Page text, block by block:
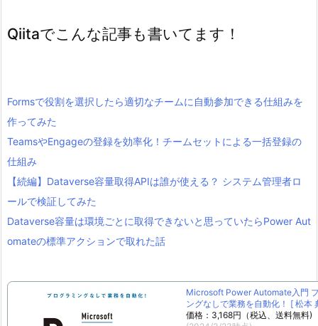
Qiitaでこんな記事も書いてます！
Formsで役割を選択したら適切なチームに自動参加できる仕組みを
作ってみた
TeamsやEngageの登録を効率化！チームセットによる一括登録の
仕組み
【続編】Dataverse容量取得APIは誰が使える？ システム管理者ロ
ールで検証してみた
Dataverse容量は環境ごとに取得できないと思っていたらPower Aut
omateの標準アクションで取れた話
Microsoft Power Automate入門
ングなしで業務を自動化！ [ 松本
価格：3,168円（税込、送料無料)